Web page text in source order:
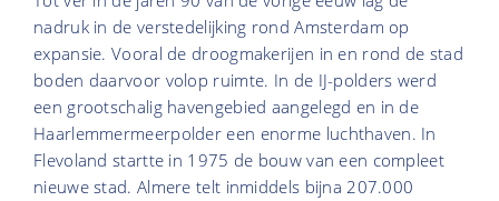
nadruk in de verstedelijking rond Amsterdam op
expansie. Vooral de droogmakerijen in en rond de stad
boden daarvoor volop ruimte. In de IJ-polders werd
een grootschalig havengebied aangelegd en in de
Haarlemmermeerpolder een enorme luchthaven. In
Flevoland startte in 1975 de bouw van een compleet
nieuwe stad. Almere telt inmiddels bijna 207.000